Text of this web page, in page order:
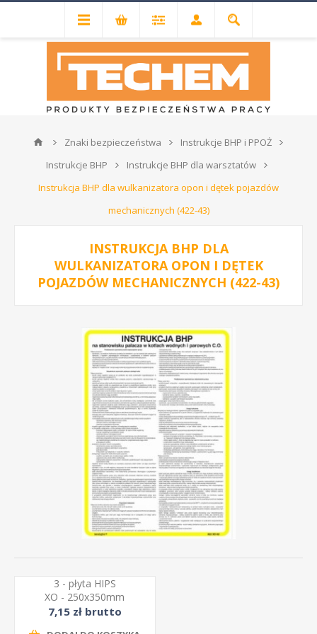
Znaki bezpieczeństwa
Instrukcje BHP i PPOŻ
Instrukcje BHP
Instrukcje BHP dla warsztatów
Instrukcja BHP dla wulkanizatora opon i dętek pojazdów
mechanicznych (422-43)
INSTRUKCJA BHP DLA
WULKANIZATORA OPON I DĘTEK
POJAZDÓW MECHANICZNYCH (422-43)
3 - płyta HIPS
XO - 250x350mm
7,15 zł brutto